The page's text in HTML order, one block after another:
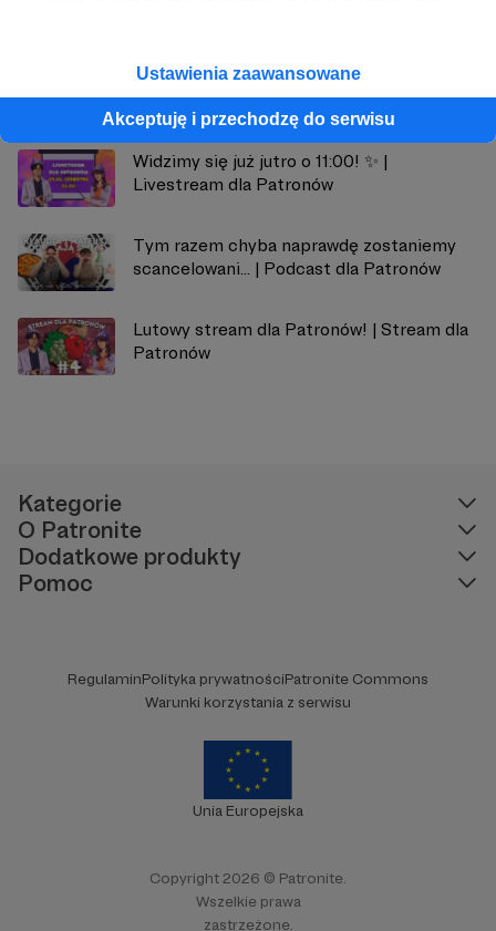
Ustawienia zaawansowane
Akceptuję i przechodzę do serwisu
Zobacz również
Widzimy się już jutro o 11:00! ✨ |
Livestream dla Patronów
Tym razem chyba naprawdę zostaniemy
scancelowani... | Podcast dla Patronów
Lutowy stream dla Patronów! | Stream dla
Patronów
Kategorie
O Patronite
Dodatkowe produkty
Pomoc
RegulaminPolityka prywatnościPatronite Commons
Warunki korzystania z serwisu
Unia Europejska
Copyright 2026 © Patronite.
Wszelkie prawa
zastrzeżone.